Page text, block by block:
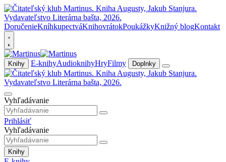
DoručenieKníhkupectváKnihovrátokPoukážkyKnižný blogKontakt
Knihy E-knihyAudioknihyHryFilmy Doplnky
Vyhľadávanie
Prihlásiť
Vyhľadávanie
Knihy